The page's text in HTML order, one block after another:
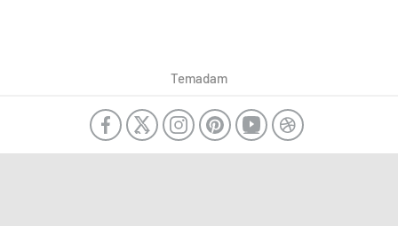
Temadam